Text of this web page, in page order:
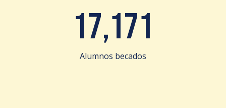
17,171
Alumnos becados